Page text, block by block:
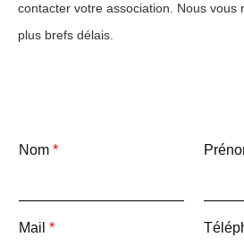
contacter votre association. Nous vous
plus brefs délais.
Nom *
Mail *